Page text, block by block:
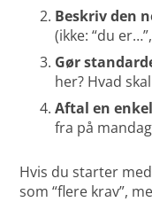
Beskriv den
(ikke: “du
Gør
her? Hvad
Aftal en
fra på
Hvis du starter
som “flere krav”,